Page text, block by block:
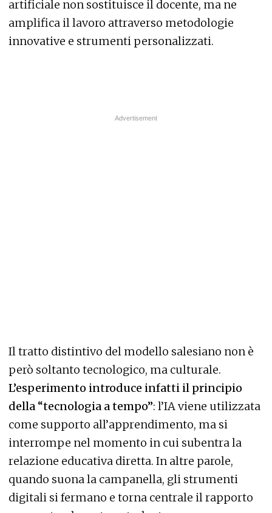
artificiale non sostituisce il docente, ma ne
amplifica il lavoro attraverso metodologie
innovative e strumenti personalizzati.
Il tratto distintivo del modello salesiano non è
però soltanto tecnologico, ma culturale.
L’esperimento introduce infatti il principio
della “tecnologia a tempo”: l’IA viene utilizzata
come supporto all’apprendimento, ma si
interrompe nel momento in cui subentra la
relazione educativa diretta. In altre parole,
quando suona la campanella, gli strumenti
digitali si fermano e torna centrale il rapporto